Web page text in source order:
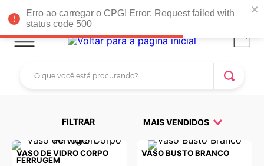
Erro ao carregar o CPG! Error: Request failed with
status code 500
Faltam R$ 399,00 para você ganharFRETE GRÁTIS*!
FILTRAR MAIS VENDIDOS
VASO DE VIDRO CORPO
FERRUGEM
VASO BUSTO BRANCO
TERMOS MAIS BUSCADOS
fruteira parede
5º
mini prateleira dobravel